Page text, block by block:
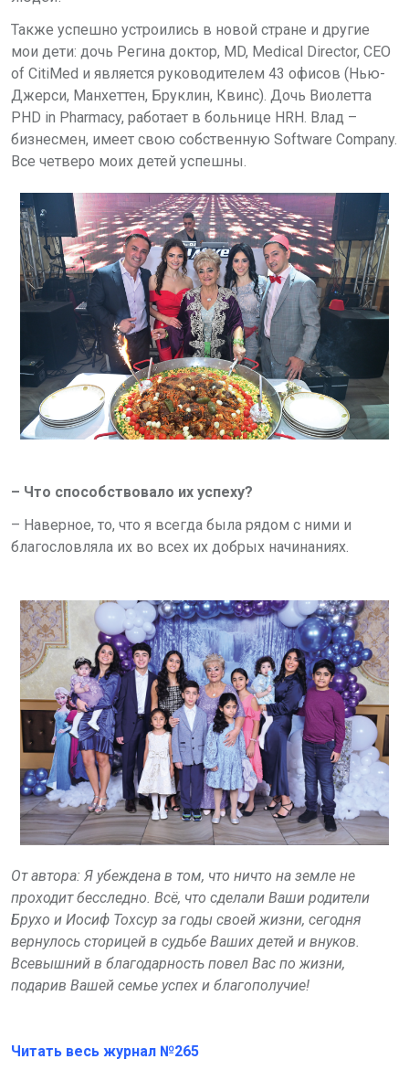
Также успешно устроились в новой стране и другие
мои дети: дочь Регина доктор, MD, Medical Director, CEO
of CitiMed и является руководителем 43 офисов (Нью-
Джерси, Манхеттен, Бруклин, Квинс). Дочь Виолетта
PHD in Pharmacy, работает в больнице HRH. Влад –
бизнесмен, имеет свою собственную Software Company.
Все четверо моих детей успешны.
– Что способствовало их успеху?
– Наверное, то, что я всегда была рядом с ними и
благословляла их во всех их добрых начинаниях.
От автора: Я убеждена в том, что ничто на земле не
проходит бесследно. Всё, что сделали Ваши родители
Брухо и Иосиф Тохсур за годы своей жизни, сегодня
вернулось сторицей в судьбе Ваших детей и внуков.
Всевышний в благодарность повел Вас по жизни,
подарив Вашей семье успех и благополучие!
Читать весь журнал №265